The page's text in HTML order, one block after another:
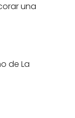
una
de La